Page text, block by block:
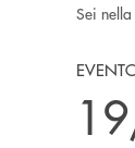
Sei